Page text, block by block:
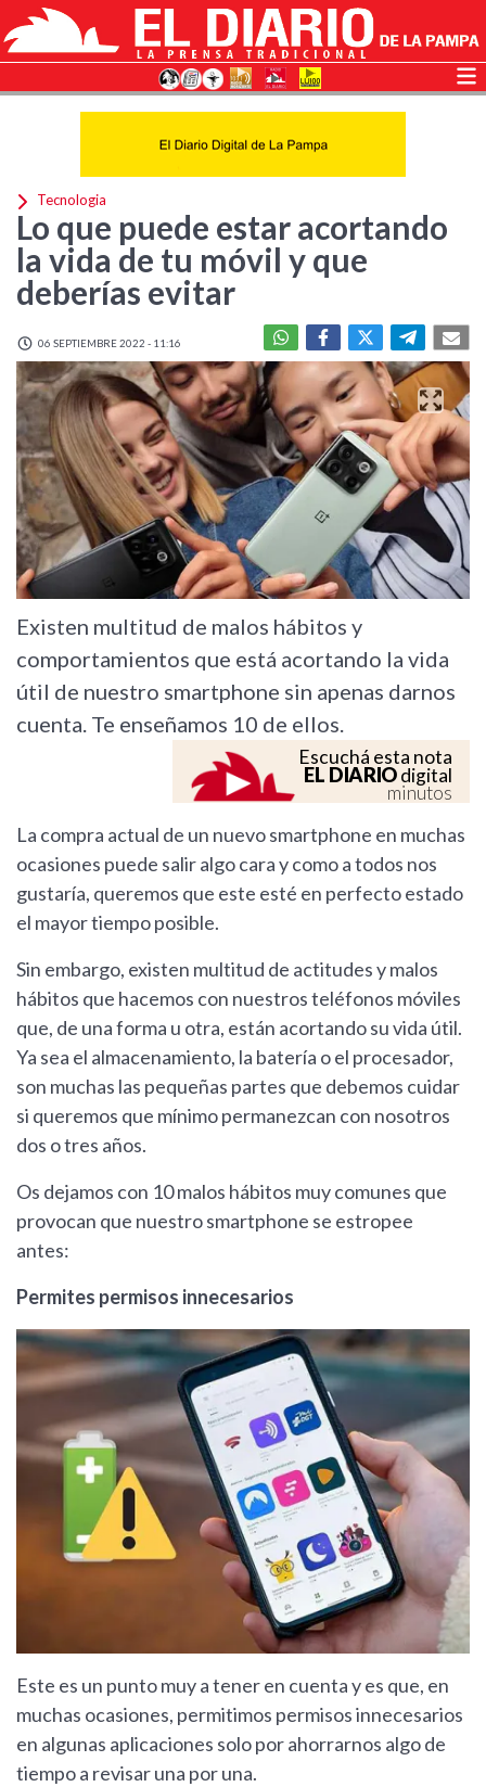
Tecnologia
Lo que puede estar acortando
la vida de tu móvil y que
deberías evitar
06 SEPTIEMBRE 2022 - 11:16
Existen multitud de malos hábitos y
comportamientos que está acortando la vida
útil de nuestro smartphone sin apenas darnos
cuenta. Te enseñamos 10 de ellos.
Escuchá esta nota
EL DIARIOdigital
minutos
La compra actual de un nuevo smartphone en muchas
ocasiones puede salir algo cara y como a todos nos
gustaría, queremos que este esté en perfecto estado
el mayor tiempo posible.
Sin embargo, existen multitud de actitudes y malos
hábitos que hacemos con nuestros teléfonos móviles
que, de una forma u otra, están acortando su vida útil.
Ya sea el almacenamiento, la batería o el procesador,
son muchas las pequeñas partes que debemos cuidar
si queremos que mínimo permanezcan con nosotros
dos o tres años.
Os dejamos con 10 malos hábitos muy comunes que
provocan que nuestro smartphone se estropee
antes:
Permites permisos innecesarios
Este es un punto muy a tener en cuenta y es que, en
muchas ocasiones, permitimos permisos innecesarios
en algunas aplicaciones solo por ahorrarnos algo de
tiempo a revisar una por una.